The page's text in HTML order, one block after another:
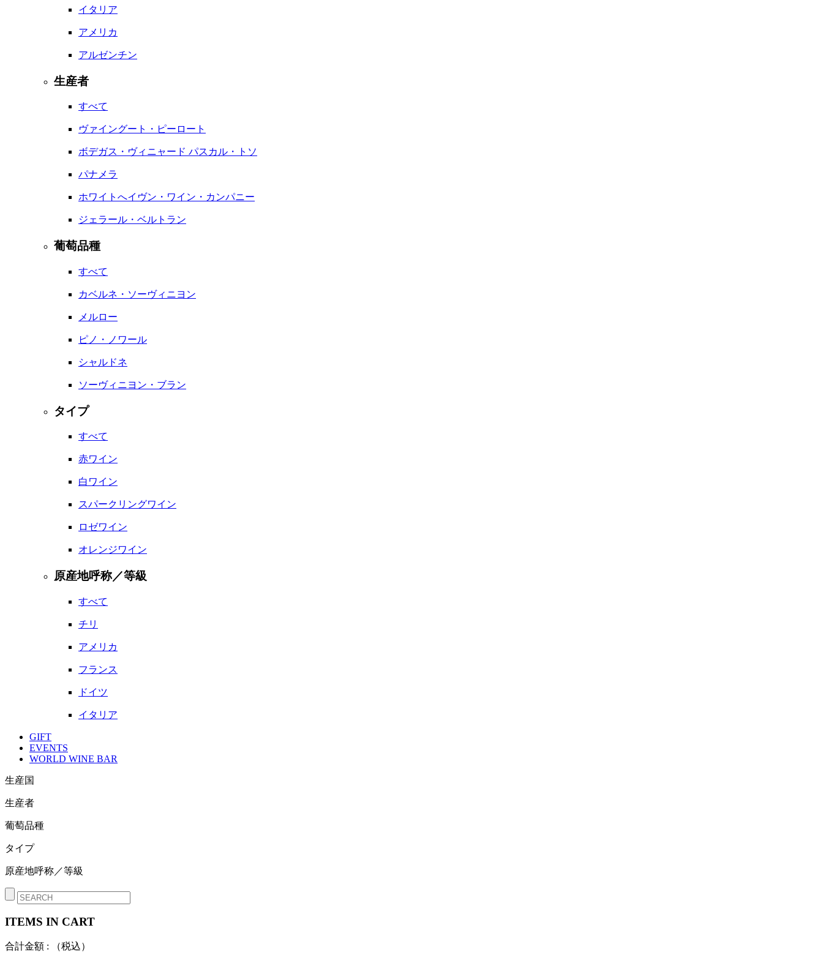
イタリア
アメリカ
アルゼンチン
生産者
すべて
ヴァイングート・ピーロート
ボデガス・ヴィニャード パスカル・トソ
パナメラ
ホワイトへイヴン・ワイン・カンパニー
ジェラール・ベルトラン
葡萄品種
すべて
カベルネ・ソーヴィニヨン
メルロー
ピノ・ノワール
シャルドネ
ソーヴィニヨン・ブラン
タイプ
すべて
赤ワイン
白ワイン
スパークリングワイン
ロゼワイン
オレンジワイン
原産地呼称／等級
すべて
チリ
アメリカ
フランス
ドイツ
イタリア
GIFT
EVENTS
WORLD WINE BAR
生産国
生産者
葡萄品種
タイプ
原産地呼称／等級
ITEMS IN CART
合計金額 :
（税込）